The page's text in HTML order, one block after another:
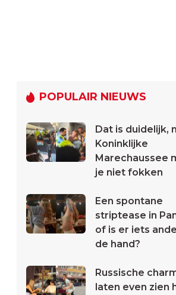
POPULAIR NIEUWS
Dat is duidelijk,
Koninklijke
Marechaussee
je niet fokken
Een spontane
striptease in
of is er iets
de hand?
Russische
laten even zien